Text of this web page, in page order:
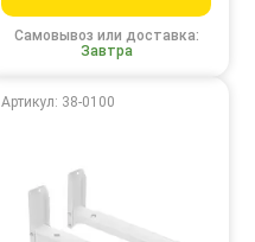
Самовывоз или доставка:
Завтра
Артикул: 38-0100